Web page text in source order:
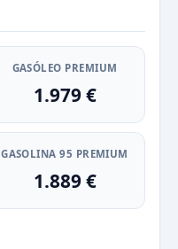
GASÓLEO PREMIUM
1.979 €
GASOLINA 95 PREMIUM
1.889 €